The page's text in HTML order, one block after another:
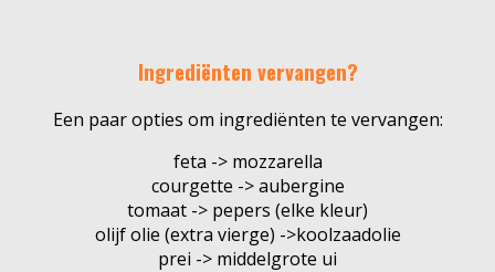
Ingrediënten vervangen?
Een paar opties om ingrediënten te vervangen:
feta -> mozzarella
courgette -> aubergine
tomaat -> pepers (elke kleur)
olijf olie (extra vierge) ->koolzaadolie
prei -> middelgrote ui